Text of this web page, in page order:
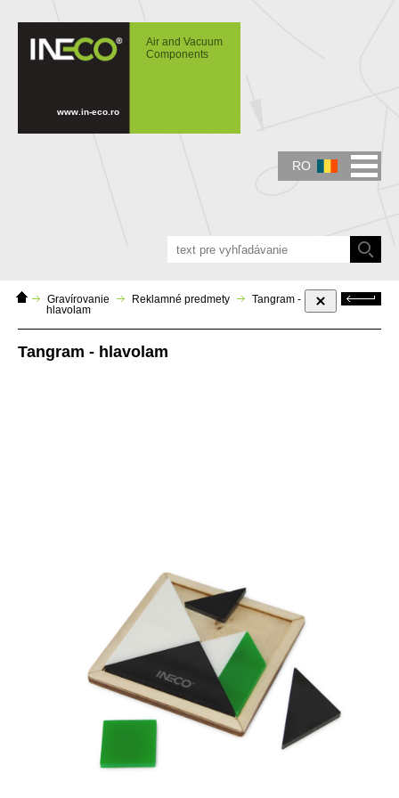
Tangram - hlavolam
Air and Vacuum
Components
www.in-eco.ro
Domáca
stránka
Gravírovanie Reklamné predmety
Tangram -
hlavolam
Späť
Tangram - hlavolam
RO